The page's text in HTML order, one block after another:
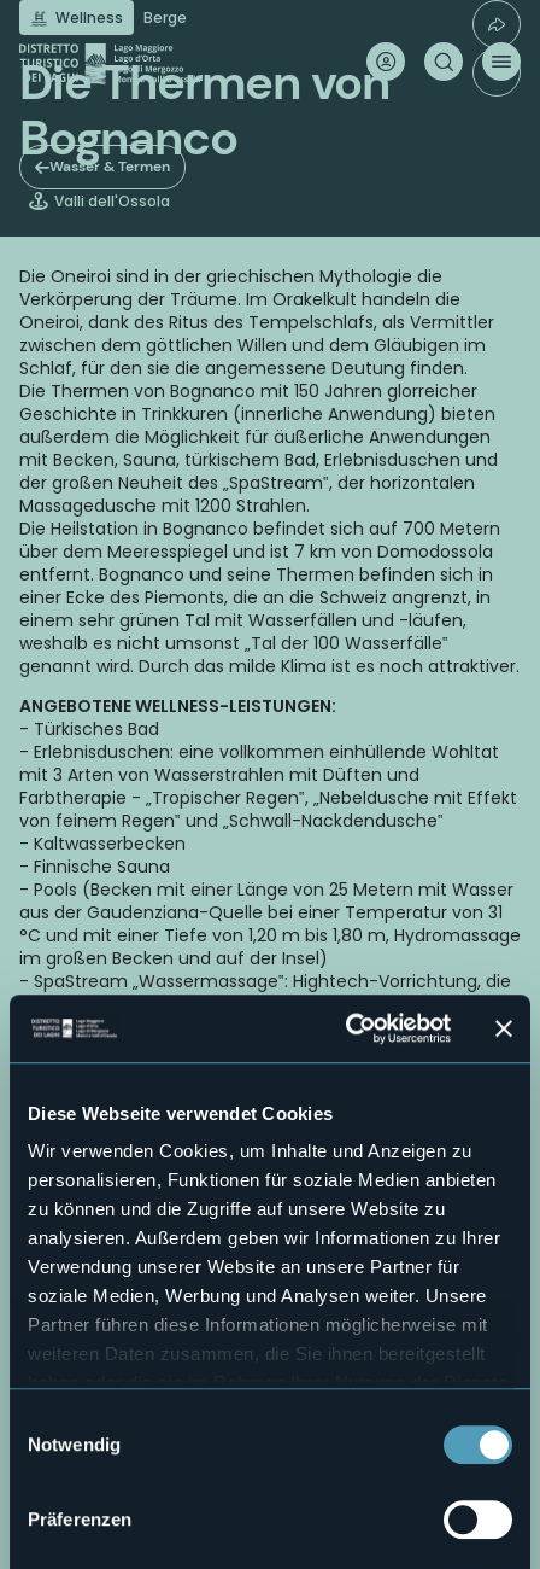
Diese Webseite verwendet Cookies
Wir verwenden Cookies, um Inhalte und Anzeigen zu
personalisieren, Funktionen für soziale Medien anbieten
zu können und die Zugriffe auf unsere Website zu
analysieren. Außerdem geben wir Informationen zu Ihrer
Verwendung unserer Website an unsere Partner für
soziale Medien, Werbung und Analysen weiter. Unsere
Partner führen diese Informationen möglicherweise mit
weiteren Daten zusammen, die Sie ihnen bereitgestellt
Notwendig
Präferenzen
Direkt
zum
Inhalt
Wasser & Termen
Wellness Berge
Die Thermen von
Bognanco
Valli dell'Ossola
Die Oneiroi sind in der griechischen Mythologie die
Verkörperung der Träume. Im Orakelkult handeln die
Oneiroi, dank des Ritus des Tempelschlafs, als Vermittler
zwischen dem göttlichen Willen und dem Gläubigen im
Schlaf, für den sie die angemessene Deutung finden.
Die Thermen von Bognanco mit 150 Jahren glorreicher
Geschichte in Trinkkuren (innerliche Anwendung) bieten
außerdem die Möglichkeit für äußerliche Anwendungen
mit Becken, Sauna, türkischem Bad, Erlebnisduschen und
der großen Neuheit des „SpaStream‟, der horizontalen
Massagedusche mit 1200 Strahlen.
Die Heilstation in Bognanco befindet sich auf 700 Metern
über dem Meeresspiegel und ist 7 km von Domodossola
entfernt. Bognanco und seine Thermen befinden sich in
einer Ecke des Piemonts, die an die Schweiz angrenzt, in
einem sehr grünen Tal mit Wasserfällen und -läufen,
weshalb es nicht umsonst „Tal der 100 Wasserfälle‟
genannt wird. Durch das milde Klima ist es noch attraktiver.
ANGEBOTENE WELLNESS-LEISTUNGEN:
- Türkisches Bad
- Erlebnisduschen: eine vollkommen einhüllende Wohltat
mit 3 Arten von Wasserstrahlen mit Düften und
Farbtherapie - „Tropischer Regen‟, „Nebeldusche mit Effekt
von feinem Regen‟ und „Schwall-Nackdendusche‟
- Kaltwasserbecken
- Finnische Sauna
- Pools (Becken mit einer Länge von 25 Metern mit Wasser
aus der Gaudenziana-Quelle bei einer Temperatur von 31
°C und mit einer Tiefe von 1,20 m bis 1,80 m, Hydromassage
im großen Becken und auf der Insel)
- SpaStream „Wassermassage‟: Hightech-Vorrichtung, die
Wasserzutrittsstellen die gleichen Bewegungen und die
Wohltat wie von Händen bei einer fachkundigen Massage
Kräutertees, Aufgüssen und Kräutern für Rundum-
Entspannung und -Erholung. Es steht auch die
Wasserquelle Lindos zur Verfügung, die beste Verbündete
für die Wiederherstellung mit Mineralsalzen.
- Ruheraum: vollständig mit Holz ausgekleideter Raum mit
bequemen Entspannungsliegen
WEITERE ANGEBOTENE LEISTUNGEN:
Den Kunden steht im Ruheraum kostenloses WLAN und
eine kleine Bar am Eingang zur Verfügung
E-mail
+39 0324 234137
Live